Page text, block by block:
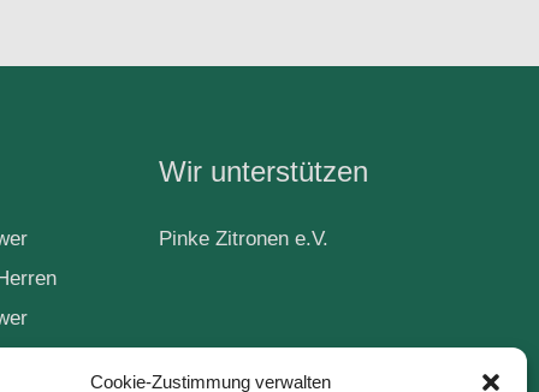
Cookie-Zustimmung verwalten
Wir unterstützen
Pinke Zitronen e.V.